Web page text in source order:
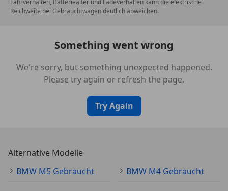
und vieles mehr – ein technisches wie emotionales
Meisterwerk!
THE 8 x Jeff Koons BMW M850i xDrive Gran Coupé
erzielte bei einer Charity-Auktion bei Christie’s in
New York am 4. April 2022 ein beeindruckendes
Es wurde für USD 475 000 versteigert — USD 125
Alle Erlöse gingen an das International Centre for
Fahrverhalten, Batteriealter und Ladeverhalten kann die elektrische
Reichweite bei Gebrauchtwagen deutlich abweichen.
Something went wrong
We're sorry, but something unexpected happened.
Please try again or refresh the page.
Try Again
Alternative Modelle
BMW M5 Gebraucht
BMW M4 Gebraucht